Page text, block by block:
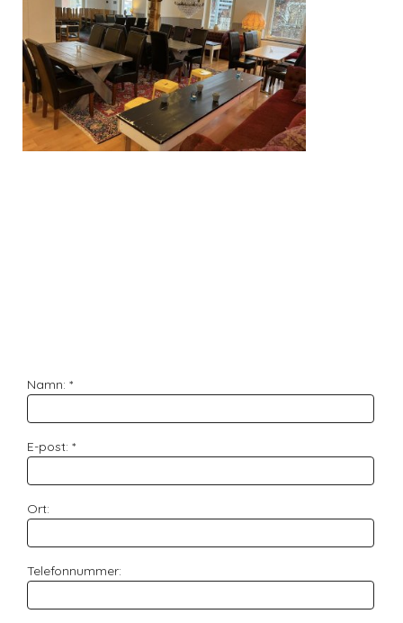
Namn: *
E-post: *
Ort:
Telefonnummer: